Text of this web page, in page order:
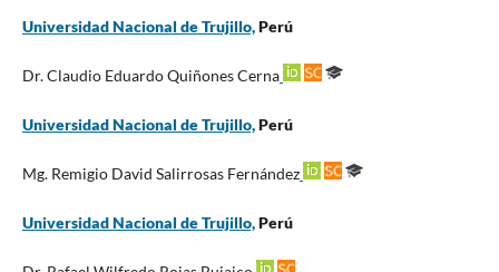
Universidad Nacional de Trujillo,Perú
Dr. Claudio Eduardo Quiñones Cerna
Universidad Nacional de Trujillo,Perú
Mg. Remigio David Salirrosas Fernández
Universidad Nacional de Trujillo,Perú